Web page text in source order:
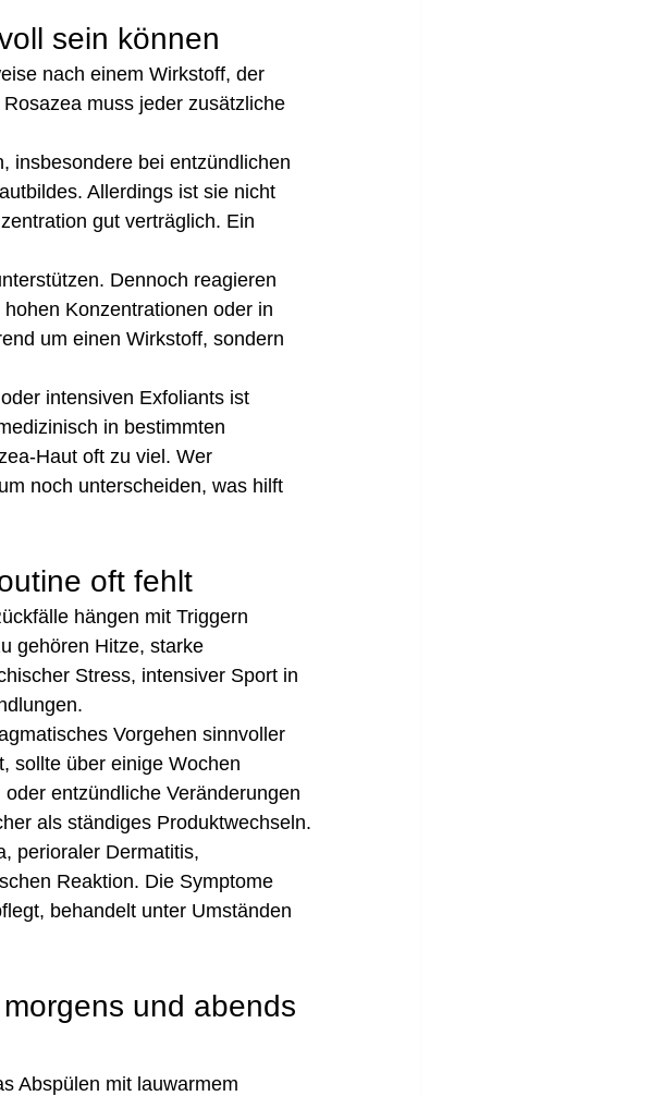
sein können
nach einem Wirkstoff, der
muss jeder zusätzliche
insbesondere bei entzündlichen
Allerdings ist sie nicht
gut verträglich. Ein
Dennoch reagieren
Konzentrationen oder in
um einen Wirkstoff, sondern
intensiven Exfoliants ist
in bestimmten
Haut oft zu viel. Wer
noch unterscheiden, was hilft
oft fehlt
hängen mit Triggern
gehören Hitze, starke
Stress, intensiver Sport in
Vorgehen sinnvoller
sollte über einige Wochen
entzündliche Veränderungen
als ständiges Produktwechseln.
perioraler Dermatitis,
Reaktion. Die Symptome
behandelt unter Umständen
und abends
Abspülen mit lauwarmem